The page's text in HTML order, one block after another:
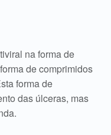
na forma de
de comprimidos
forma de
das úlceras, mas